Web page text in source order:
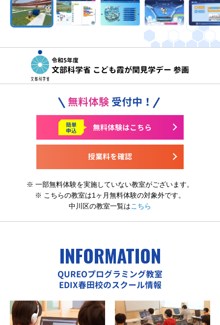
令和5年度
文部科学省 こども霞が関見学デー 参画
無料体験 受付中！
授業料を確認
簡単
申込 無料体験はこちら
※ 一部無料体験を実施していない教室がございます。
※ こちらの教室は1ヶ月無料体験の対象外です。
中川区の教室一覧はこちら
INFORMATION
QUREOプログラミング教室
EDIX春田校のスクール情報